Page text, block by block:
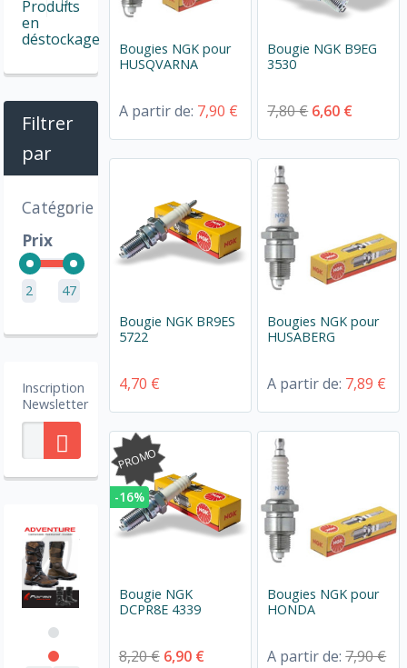
Bougies NGK pour
HUSQVARNA
A partir de: 7,90 €
Bougie NGK B9EG
3530
7,80 € 6,60 €
Bougie NGK BR9ES
5722
4,70 €
Bougies NGK pour
HUSABERG
A partir de: 7,89 €
PROMO
-16%
Bougie NGK
DCPR8E 4339
8,20 € 6,90 €
Bougies NGK pour
HONDA
A partir de:7,90 €
Produits
en
déstockage
Filtrer
par
Catégorie
Prix
2 47
Inscription
Newsletter